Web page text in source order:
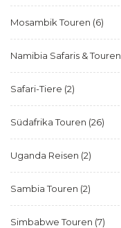
Mosambik Touren (6)
Namibia Safaris & Touren
Safari-Tiere (2)
Südafrika Touren (26)
Uganda Reisen (2)
Sambia Touren (2)
Simbabwe Touren (7)